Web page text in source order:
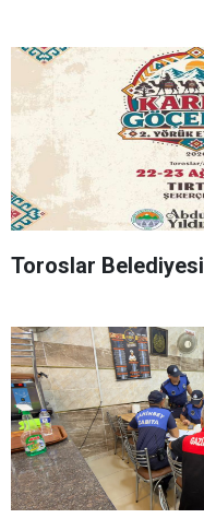
Toroslar Belediyesi